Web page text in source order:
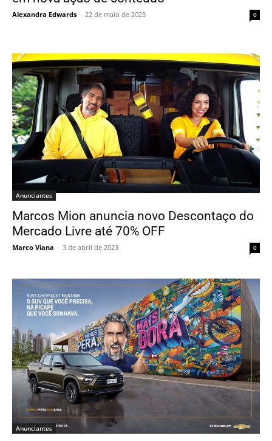
Alexandra Edwards - 22 de maio de 2023 0
Anunciantes
Marcos Mion anuncia novo Descontaço do
Mercado Livre até 70% OFF
Marco Viana - 3 de abril de 2023 0
Anunciantes